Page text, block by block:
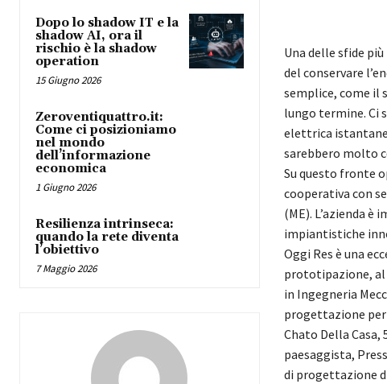
Dopo lo shadow IT e la
shadow AI, ora il
rischio è la shadow
operation
15 Giugno 2026
Zeroventiquattro.it:
Come ci posizioniamo
nel mondo
dell’informazione
economica
1 Giugno 2026
Resilienza intrinseca:
quando la rete diventa
l’obiettivo
7 Maggio 2026
Una delle sfide
del conservare
semplice, come il
lungo termine. Ci
elettrica
sarebbero molto
Su questo fronte
cooperativa con
(ME). L’azienda
impiantistiche
Oggi Res è una
prototipazione, al
in Ingegneria
progettazione
Chato Della
paesaggista,
di progettazione